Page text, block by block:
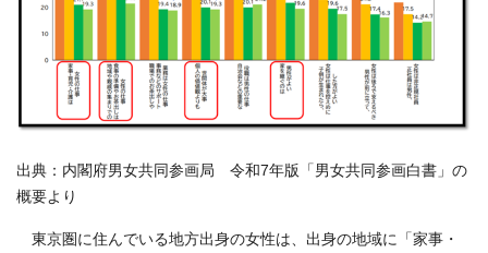
出典：内閣府男女共同参画局 令和7年版「男女共同参画白書」の
概要より
東京圏に住んでいる地方出身の女性は、出身の地域に「家事・